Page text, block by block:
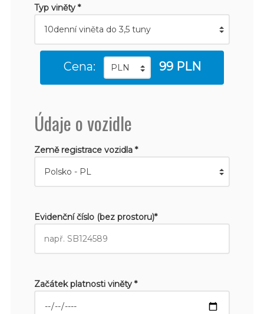
Typ viněty *
Cena: 99 PLN
Údaje o vozidle
Země registrace vozidla *
Evidenční číslo (bez prostoru)*
Začátek platnosti viněty *